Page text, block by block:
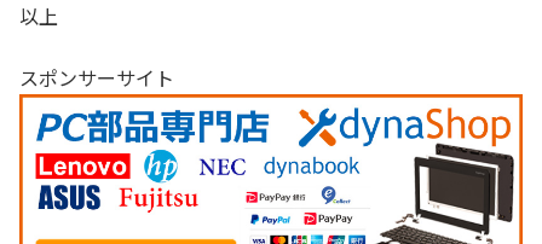
以上
スポンサーサイト